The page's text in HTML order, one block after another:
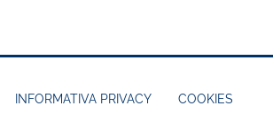
INFORMATIVA PRIVACY COOKIES